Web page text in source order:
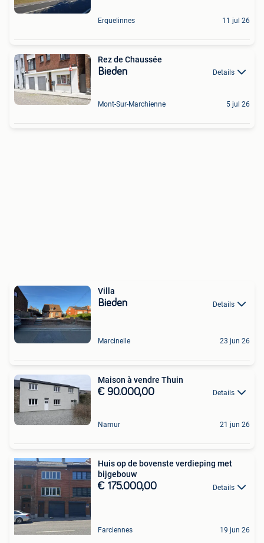
Erquelinnes 11 jul 26
Rez de Chaussée
Bieden Details
Mont-Sur-Marchienne 5 jul 26
Villa
Bieden Details
Marcinelle 23 jun 26
Maison à vendre Thuin
€ 90.000,00 Details
Namur 21 jun 26
Huis op de bovenste verdieping met
bijgebouw
€ 175.000,00 Details
Farciennes 19 jun 26